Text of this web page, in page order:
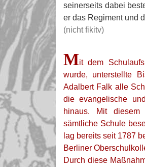
seinerseits dabei
er das Regiment und
(nicht fikitv)
Mit dem
wurde, unterstellte
Adalbert Falk alle
die evangelische
hinaus. Mit
sämtliche Schule
lag bereits seit 1787
Berliner
Durch diese